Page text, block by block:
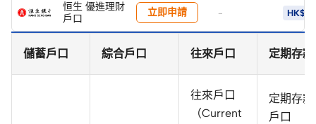
恒生 優進理財
戶口
立即申請 -
儲蓄戶口 綜合戶口 往來戶口 定期存款
往來戶口
（Current
定期存款
戶口